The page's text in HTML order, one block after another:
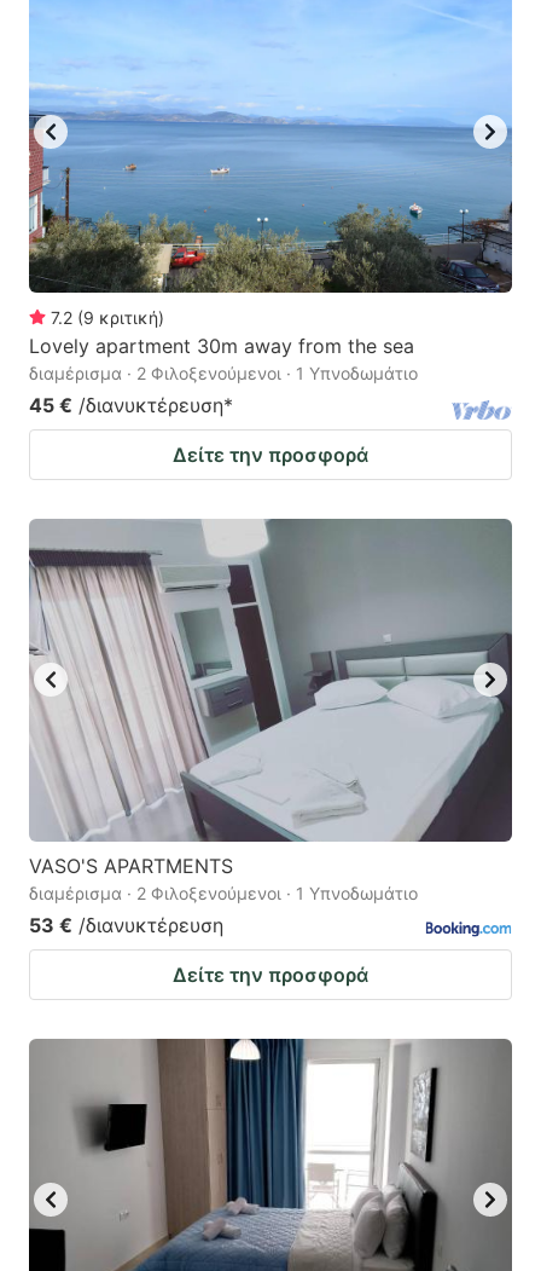
7.2 (9 κριτική)
Lovely apartment 30m away from the sea
διαμέρισμα · 2 Φιλοξενούμενοι · 1 Υπνοδωμάτιο
45 € /διανυκτέρευση*
Δείτε την προσφορά
VASO'S APARTMENTS
διαμέρισμα · 2 Φιλοξενούμενοι · 1 Υπνοδωμάτιο
53 € /διανυκτέρευση
Δείτε την προσφορά